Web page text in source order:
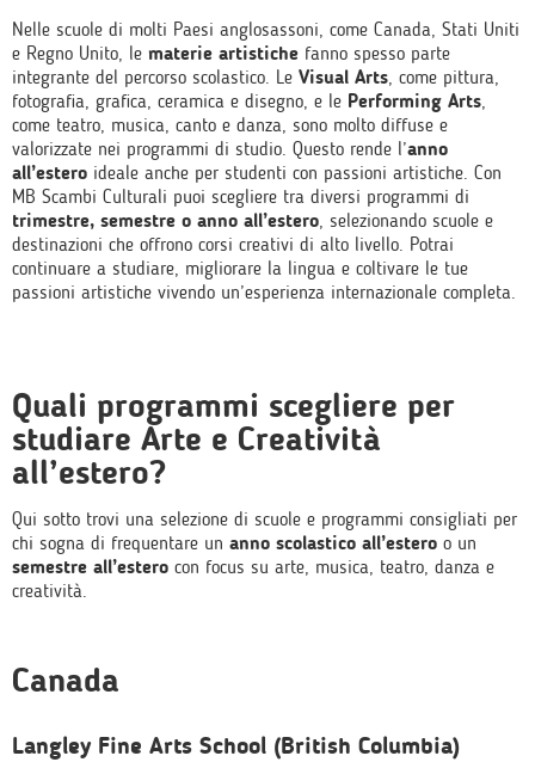
Nelle scuole di molti Paesi anglosassoni, come Canada, Stati Uniti
e Regno Unito, le materie artistiche fanno spesso parte
integrante del percorso scolastico. Le Visual Arts, come pittura,
fotografia, grafica, ceramica e disegno, e le Performing Arts,
come teatro, musica, canto e danza, sono molto diffuse e
valorizzate nei programmi di studio. Questo rende l’anno
all’estero ideale anche per studenti con passioni artistiche. Con
MB Scambi Culturali puoi scegliere tra diversi programmi di
trimestre, semestre o anno all’estero, selezionando scuole e
destinazioni che offrono corsi creativi di alto livello. Potrai
continuare a studiare, migliorare la lingua e coltivare le tue
passioni artistiche vivendo un’esperienza internazionale completa.
Quali programmi scegliere per
studiare Arte e Creatività
all’estero?
Qui sotto trovi una selezione di scuole e programmi consigliati per
chi sogna di frequentare un anno scolastico all’estero o un
semestre all’estero con focus su arte, musica, teatro, danza e
creatività.
Canada
Langley Fine Arts School (British Columbia)